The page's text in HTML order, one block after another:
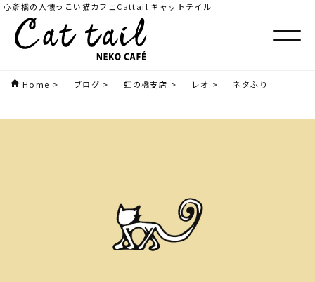
心斎橋の人懐っこい猫カフェCattail キャットテイル
Home > ブログ > 虹の橋支店 > レオ > ネタふり